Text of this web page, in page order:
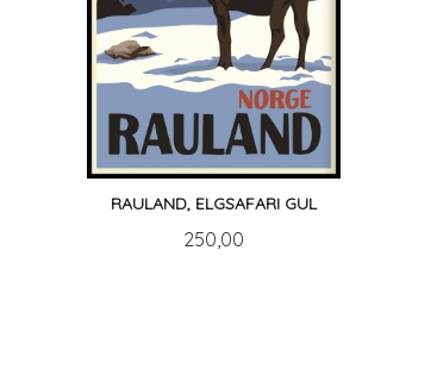
RAULAND, ELGSAFARI GUL
Pris
250,00